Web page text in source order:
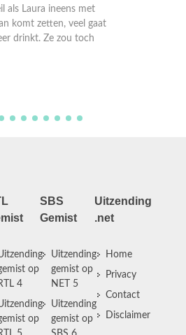
haar ouderlijk huis en gaat
met haar vriend in
Sam heeft het er maar wat
op
4
op
SBS
Gemist
Uitzending
gemist op
NET 5
Uitzending
gemist op
Uitzending
.net
Home
Privacy
Contact
Disclaimer